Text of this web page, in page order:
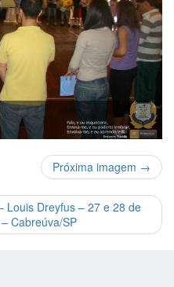
Próxima imagem →
Louis Dreyfus – 27 e 28 de
Cabreúva/SP